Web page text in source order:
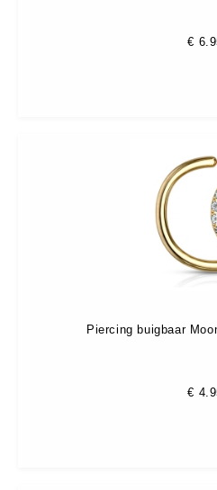
€
Piercing buigbaar
€